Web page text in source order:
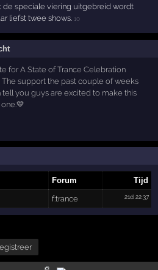
de speciale viering uitgebreid wordt
liefst twee shows. 10
for A State of Trance Celebration
The support the past couple of weeks
tell you guys are excited to make this
Forum
Tijd
f:trance 21d 22:37